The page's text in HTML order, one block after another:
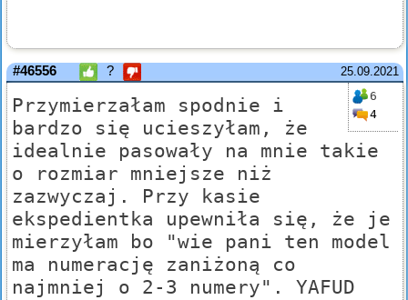
25.09.2021
#46556 ?
6
4
Przymierzałam spodnie i
bardzo się ucieszyłam, że
idealnie pasowały na mnie takie
o rozmiar mniejsze niż
zazwyczaj. Przy kasie
ekspedientka upewniła się, że je
mierzyłam bo "wie pani ten model
ma numerację zaniżoną co
najmniej o 2-3 numery". YAFUD